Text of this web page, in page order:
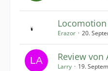
Locomotion
Erazor 20.
Review von
Larry 19.